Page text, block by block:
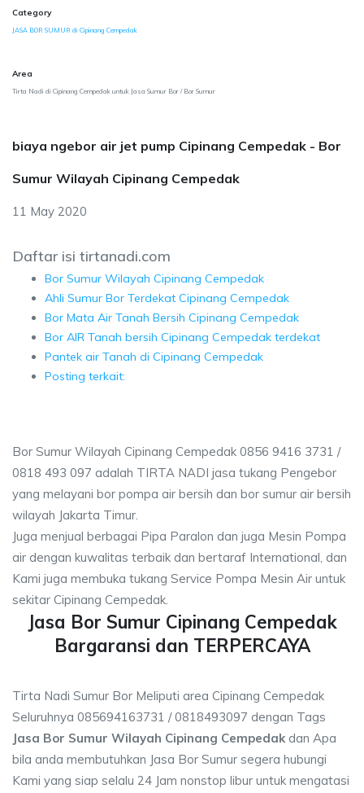
Category
JASA BOR SUMUR di Cipinang Cempedak
Area
Tirta Nadi di Cipinang Cempedak untuk Jasa Sumur Bor / Bor Sumur
biaya ngebor air jet pump Cipinang Cempedak - Bor
Sumur Wilayah Cipinang Cempedak
11 May 2020
Daftar isi tirtanadi.com
Bor Sumur Wilayah Cipinang Cempedak
Ahli Sumur Bor Terdekat Cipinang Cempedak
Bor Mata Air Tanah Bersih Cipinang Cempedak
Bor AIR Tanah bersih Cipinang Cempedak terdekat
Pantek air Tanah di Cipinang Cempedak
Posting terkait:
Bor Sumur Wilayah Cipinang Cempedak 0856 9416 3731 /
0818 493 097 adalah TIRTA NADI jasa tukang Pengebor
yang melayani bor pompa air bersih dan bor sumur air bersih
wilayah Jakarta Timur.
Juga menjual berbagai Pipa Paralon dan juga Mesin Pompa
air dengan kuwalitas terbaik dan bertaraf International, dan
Kami juga membuka tukang Service Pompa Mesin Air untuk
sekitar Cipinang Cempedak.
Jasa Bor Sumur Cipinang Cempedak
Bargaransi dan TERPERCAYA
Tirta Nadi Sumur Bor Meliputi area Cipinang Cempedak
Seluruhnya 085694163731 / 0818493097 dengan Tags
Jasa Bor Sumur Wilayah Cipinang Cempedak dan Apa
bila anda membutuhkan Jasa Bor Sumur segera hubungi
Kami yang siap selalu 24 Jam nonstop libur untuk mengatasi